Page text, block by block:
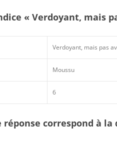
« Verdoyant, mais
Verdoyant, mais pas
Moussu
6
réponse correspond à la